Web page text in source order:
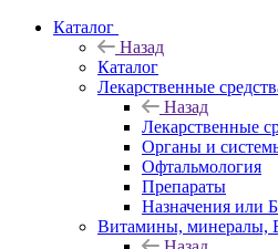
Каталог
Назад
Каталог
Лекарственные
Назад
Лекарственные
Органы и
Офтальмология
Препараты
Назначения или
Витамины, минералы,